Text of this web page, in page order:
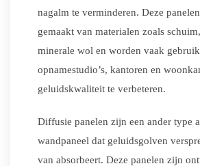
nagalm te verminderen. Deze
gemaakt van materialen zoals
minerale wol en worden vaak
opnamestudio’s, kantoren en
geluidskwaliteit te verbeteren.
Diffusie panelen zijn een ander type
wandpaneel dat geluidsgolven
van absorbeert. Deze panelen zijn